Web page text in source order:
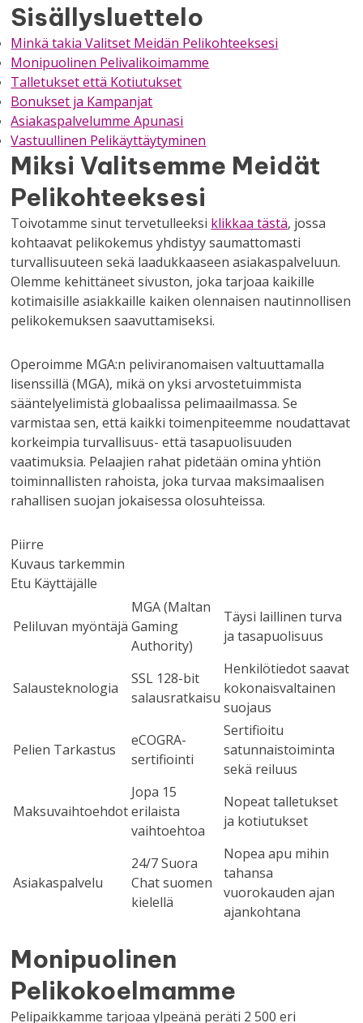
Sisällysluettelo
Minkä takia Valitset Meidän Pelikohteeksesi
Monipuolinen Pelivalikoimamme
Talletukset että Kotiutukset
Bonukset ja Kampanjat
Asiakaspalvelumme Apunasi
Vastuullinen Pelikäyttäytyminen
Miksi Valitsemme Meidät
Pelikohteeksesi
Toivotamme sinut tervetulleeksi klikkaa tästä, jossa
kohtaavat pelikokemus yhdistyy saumattomasti
turvallisuuteen sekä laadukkaaseen asiakaspalveluun.
Olemme kehittäneet sivuston, joka tarjoaa kaikille
kotimaisille asiakkaille kaiken olennaisen nautinnollisen
pelikokemuksen saavuttamiseksi.
Operoimme MGA:n peliviranomaisen valtuuttamalla
lisenssillä (MGA), mikä on yksi arvostetuimmista
sääntelyelimistä globaalissa pelimaailmassa. Se
varmistaa sen, että kaikki toimenpiteemme noudattavat
korkeimpia turvallisuus- että tasapuolisuuden
vaatimuksia. Pelaajien rahat pidetään omina yhtiön
toiminnallisten rahoista, joka turvaa maksimaalisen
rahallisen suojan jokaisessa olosuhteissa.
Piirre
Kuvaus tarkemmin
Etu Käyttäjälle
Peliluvan myöntäjä
MGA (Maltan
Gaming
Authority)
Täysi laillinen turva
ja tasapuolisuus
Salausteknologia
SSL 128-bit
salausratkaisu
Henkilötiedot saavat
kokonaisvaltainen
suojaus
Pelien Tarkastus
eCOGRA-
sertifiointi
Sertifioitu
satunnaistoiminta
sekä reiluus
Maksuvaihtoehdot
Jopa 15
erilaista
vaihtoehtoa
Nopeat talletukset
ja kotiutukset
Asiakaspalvelu
24/7 Suora
Chat suomen
kielellä
Nopea apu mihin
tahansa
vuorokauden ajan
ajankohtana
Monipuolinen
Pelikokoelmamme
Pelipaikkamme tarjoaa ylpeänä peräti 2 500 eri